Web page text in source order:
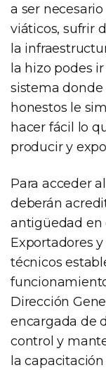
a ser
viáticos, sufrir
la
la hizo podes
sistema
honestos le
hacer fácil lo
producir y
Para acceder
deberán
antigüedad en
Exportadores
técnicos
Dirección
encargada de
control y
la